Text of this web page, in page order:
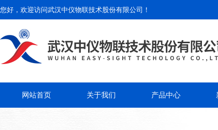
您好，欢迎访问武汉中仪物联技术股份有限公司 ！
网站首页 关于我们 产品中心